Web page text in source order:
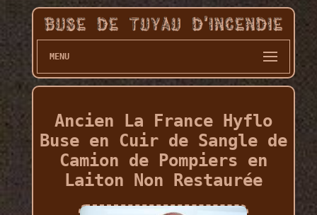
MENU
Ancien La France Hyflo
Buse en Cuir de Sangle de
Camion de Pompiers en
Laiton Non Restaurée